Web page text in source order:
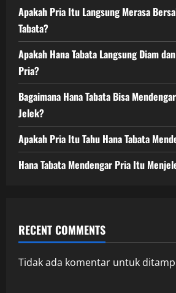
Apakah Pria Itu Langsung Merasa
Tabata?
Apakah Hana Tabata Langsung Diam
Pria?
Bagaimana Hana Tabata Bisa
Jelek?
Apakah Pria Itu Tahu Hana Tabata
Hana Tabata Mendengar Pria Itu
RECENT COMMENTS
Tidak ada komentar untuk